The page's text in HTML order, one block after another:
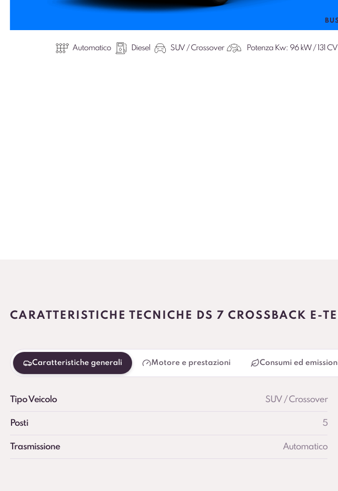
Automatico Diesel SUV / Crossover Potenza Kw: 96 kW / 131 CV
CARATTERISTICHE TECNICHE DS 7 CROSSBACK E-
Caratteristiche generali Motore e prestazioni Consumi ed
Tipo Veicolo SUV / Crossover
Posti 5
Trasmissione Automatico